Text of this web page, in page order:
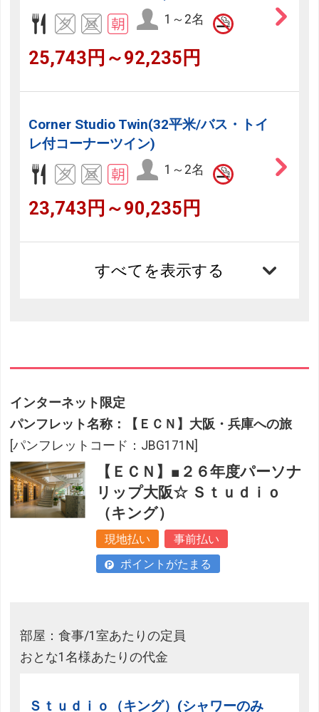
1～2名
25,743円～92,235円
Corner Studio Twin(32平米/バス・トイ
レ付コーナーツイン)
1～2名
23,743円～90,235円
すべてを表示する
インターネット限定
パンフレット名称：【ＥＣＮ】大阪・兵庫への旅
[パンフレットコード：JBG171N]
【ＥＣＮ】■２６年度パーソナ
リップ大阪☆ Ｓｔｕｄｉｏ
（キング）
現地払い
事前払い
ポイントがたまる
部屋：食事/1室あたりの定員
おとな1名様あたりの代金
Ｓｔｕｄｉｏ（キング）(シャワーのみ